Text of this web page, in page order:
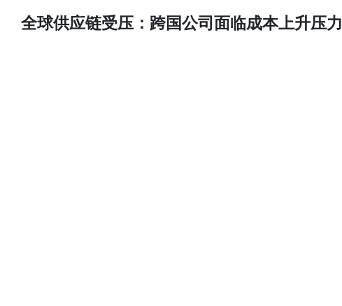
全球供应链受压：跨国公司面临成本上升压力